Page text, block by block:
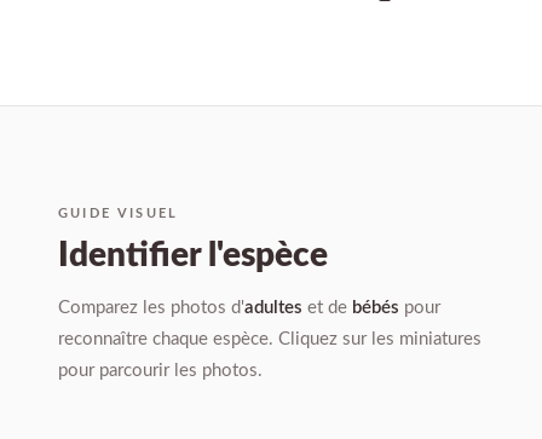
GUIDE VISUEL
Identifier l'espèce
Comparez les photos d'adultes et de bébés pour
reconnaître chaque espèce. Cliquez sur les miniatures
pour parcourir les photos.